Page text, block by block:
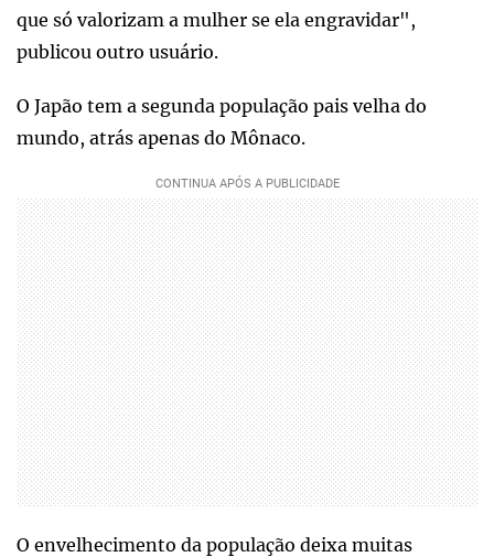
que só valorizam a mulher se ela engravidar",
publicou outro usuário.
O Japão tem a segunda população pais velha do
mundo, atrás apenas do Mônaco.
O envelhecimento da população deixa muitas